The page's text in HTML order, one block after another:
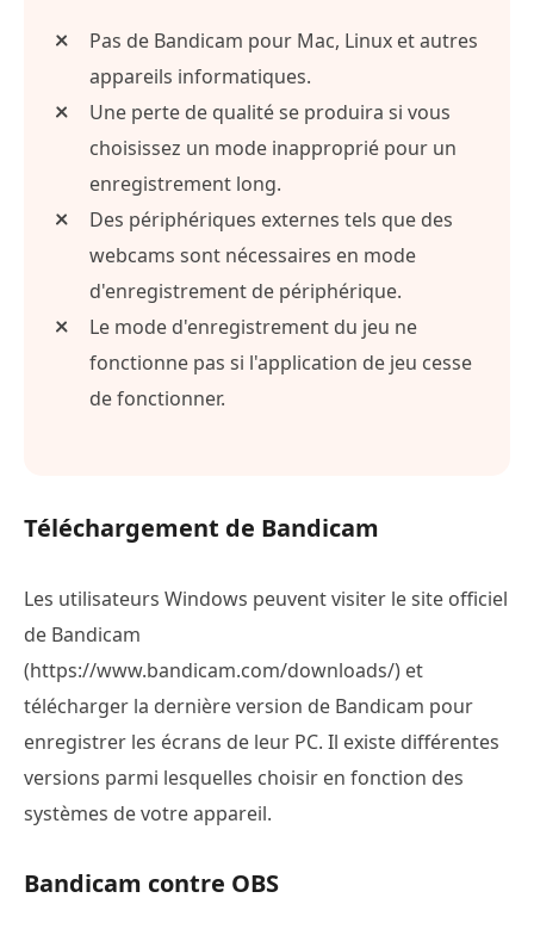
Pas de Bandicam pour Mac, Linux et autres
appareils informatiques.
Une perte de qualité se produira si vous
choisissez un mode inapproprié pour un
enregistrement long.
Des périphériques externes tels que des
webcams sont nécessaires en mode
d'enregistrement de périphérique.
Le mode d'enregistrement du jeu ne
fonctionne pas si l'application de jeu cesse
de fonctionner.
Téléchargement de Bandicam
Les utilisateurs Windows peuvent visiter le site officiel
de Bandicam
(https://www.bandicam.com/downloads/) et
télécharger la dernière version de Bandicam pour
enregistrer les écrans de leur PC. Il existe différentes
versions parmi lesquelles choisir en fonction des
systèmes de votre appareil.
Bandicam contre OBS